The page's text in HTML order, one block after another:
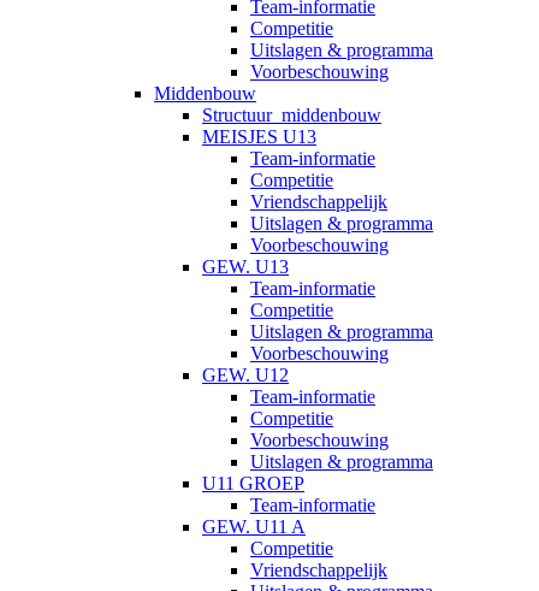
Team-informatie
Competitie
Uitslagen & programma
Voorbeschouwing
Middenbouw
Structuur_middenbouw
MEISJES U13
Team-informatie
Competitie
Vriendschappelijk
Uitslagen & programma
Voorbeschouwing
GEW. U13
Team-informatie
Competitie
Uitslagen & programma
Voorbeschouwing
GEW. U12
Team-informatie
Competitie
Voorbeschouwing
Uitslagen & programma
U11 GROEP
Team-informatie
GEW. U11 A
Competitie
Vriendschappelijk